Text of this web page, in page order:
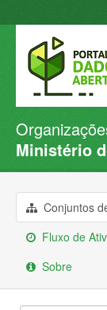
Conjuntos de
Organizações
Sobre
Ministério
Conjuntos
Fluxo de
Sobre